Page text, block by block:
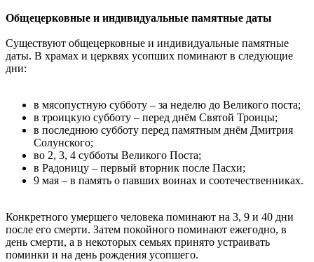
Общецерковные и индивидуальные памятные даты
Существуют общецерковные и индивидуальные памятные
даты. В храмах и церквях усопших поминают в следующие
дни:
в мясопустную субботу – за неделю до Великого поста;
в троицкую субботу – перед днëм Святой Троицы;
в последнюю субботу перед памятным днëм Дмитрия
Солунского;
во 2, 3, 4 субботы Великого Поста;
в Радоницу – первый вторник после Пасхи;
9 мая – в память о павших воинах и соотечественниках.
Конкретного умершего человека поминают на 3, 9 и 40 дни
после его смерти. Затем покойного поминают ежегодно, в
день смерти, а в некоторых семьях принято устраивать
поминки и на день рождения усопшего.